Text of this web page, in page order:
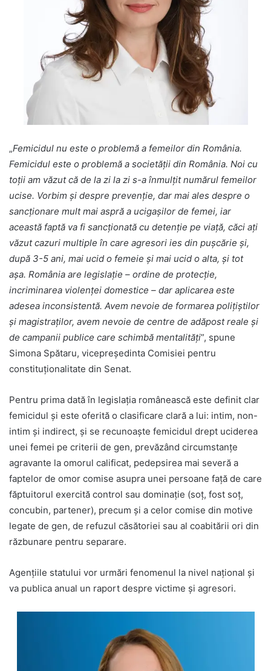
„Femicidul nu este o problemă a femeilor din România.
Femicidul este o problemă a societății din România. Noi cu
toții am văzut că de la zi la zi s-a înmulțit numărul femeilor
ucise. Vorbim și despre prevenție, dar mai ales despre o
sancționare mult mai aspră a ucigașilor de femei, iar
această faptă va fi sancționată cu detenție pe viață, căci ați
văzut cazuri multiple în care agresori ies din pușcărie și,
după 3-5 ani, mai ucid o femeie și mai ucid o alta, și tot
așa. România are legislație – ordine de protecție,
incriminarea violenței domestice – dar aplicarea este
adesea inconsistentă. Avem nevoie de formarea polițiștilor
și magistraților, avem nevoie de centre de adăpost reale și
de campanii publice care schimbă mentalități”, spune
Simona Spătaru, vicepreședinta Comisiei pentru
constituționalitate din Senat.
Pentru prima dată în legislația românească este definit clar
femicidul și este oferită o clasificare clară a lui: intim, non-
intim și indirect, și se recunoaște femicidul drept uciderea
unei femei pe criterii de gen, prevăzând circumstanțe
agravante la omorul calificat, pedepsirea mai severă a
faptelor de omor comise asupra unei persoane față de care
făptuitorul exercită control sau dominație (soț, fost soț,
concubin, partener), precum și a celor comise din motive
legate de gen, de refuzul căsătoriei sau al coabitării ori din
răzbunare pentru separare.
Agențiile statului vor urmări fenomenul la nivel național și
va publica anual un raport despre victime și agresori.